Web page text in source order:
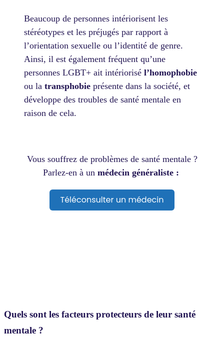
Beaucoup de personnes intériorisent les
stéréotypes et les préjugés par rapport à
l’orientation sexuelle ou l’identité de genre.
Ainsi, il est également fréquent qu’une
personnes LGBT+ ait intériorisé l’homophobie
ou la transphobie présente dans la société, et
développe des troubles de santé mentale en
raison de cela.
Vous souffrez de problèmes de santé mentale ?
Parlez-en à un médecin généraliste :
Quels sont les facteurs protecteurs de leur santé
mentale ?